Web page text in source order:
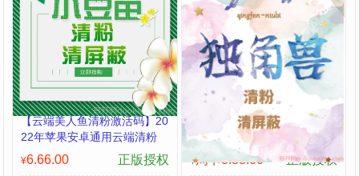
【云端美人鱼清粉激活码】20
22年苹果安卓通用云端清粉
免打扰清理好友 清理朋友圈
《美人鱼微信清粉》
¥6.66.00 正版授权
【云端独角兽清粉周卡】免打
扰清理-不建群不群发不封号-
0误封
¥周卡8.88.00 正版授权